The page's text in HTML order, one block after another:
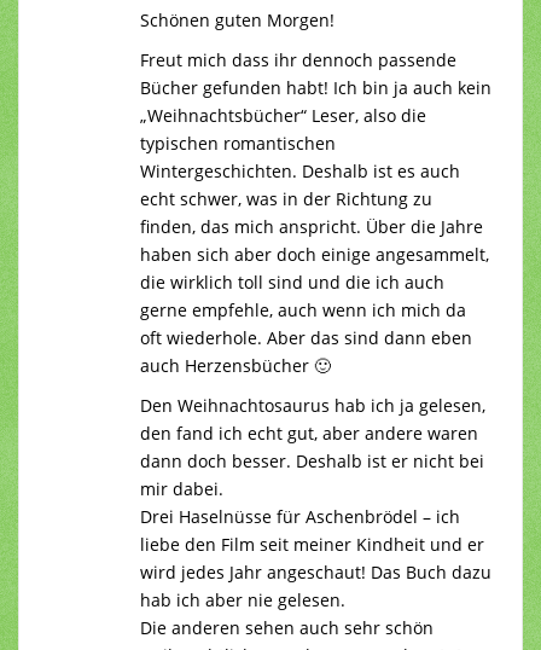
Schönen guten Morgen!
Freut mich dass ihr dennoch passende
Bücher gefunden habt! Ich bin ja auch kein
„Weihnachtsbücher“ Leser, also die
typischen romantischen
Wintergeschichten. Deshalb ist es auch
echt schwer, was in der Richtung zu
finden, das mich anspricht. Über die Jahre
haben sich aber doch einige angesammelt,
die wirklich toll sind und die ich auch
gerne empfehle, auch wenn ich mich da
oft wiederhole. Aber das sind dann eben
auch Herzensbücher 🙂
Den Weihnachtosaurus hab ich ja gelesen,
den fand ich echt gut, aber andere waren
dann doch besser. Deshalb ist er nicht bei
mir dabei.
Drei Haselnüsse für Aschenbrödel – ich
liebe den Film seit meiner Kindheit und er
wird jedes Jahr angeschaut! Das Buch dazu
hab ich aber nie gelesen.
Die anderen sehen auch sehr schön